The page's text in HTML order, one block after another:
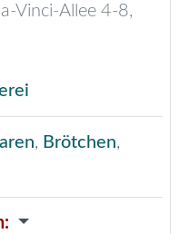
Vinci-Allee 4-8,
, Brötchen,
: